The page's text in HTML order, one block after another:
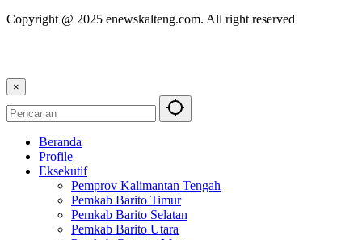
Copyright @ 2025 enewskalteng.com. All right reserved
×
Beranda
Profile
Eksekutif
Pemprov Kalimantan Tengah
Pemkab Barito Timur
Pemkab Barito Selatan
Pemkab Barito Utara